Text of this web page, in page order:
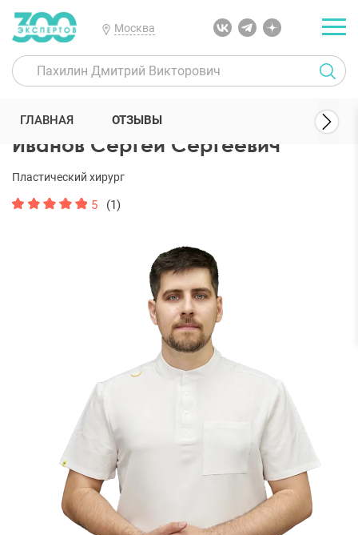
Москва
300 Экспертов Пластические хирурги Иванов Сергей Сергеевич
Иванов Сергей Сергеевич
Пластический хирург
5 (1)
ГЛАВНАЯ ОТЗЫВЫ